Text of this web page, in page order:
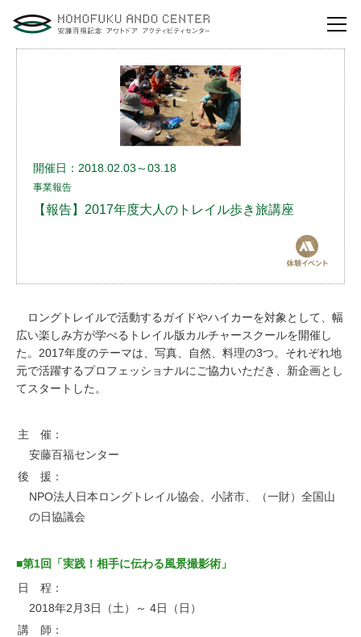
自然体験活動とは？
安藤百福センターの役割とビジョン
研修・講演
体験イベント
よくあるご質問
利用お申し込み
お問い合わせ
開催日：2018.02.03～03.18
事業報告
【報告】2017年度大人のトレイル歩き旅講座
ロングトレイルで活動するガイドやハイカーを対象として、幅
広い楽しみ方が学べるトレイル版カルチャースクールを開催し
た。2017年度のテーマは、写真、自然、料理の3つ。それぞれ地
元で活躍するプロフェッショナルにご協力いただき、新企画とし
てスタートした。
主 催：
安藤百福センター
後 援：
NPO法人日本ロングトレイル協会、小諸市、（一財）全国山
の日協議会
■第1回「実践！相手に伝わる風景撮影術」
日 程：
2018年2月3日（土）～ 4日（日）
講 師：